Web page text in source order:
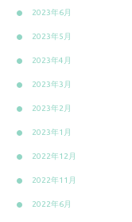
2023年6月
2023年5月
2023年4月
2023年3月
2023年2月
2023年1月
2022年12月
2022年11月
2022年6月